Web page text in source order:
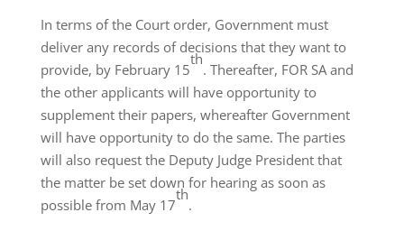
In terms of the Court order, Government must
deliver any records of decisions that they want to
provide, by February 15
th
. Thereafter, FOR SA and
the other applicants will have opportunity to
supplement their papers, whereafter Government
will have opportunity to do the same. The parties
will also request the Deputy Judge President that
the matter be set down for hearing as soon as
possible from May 17
th
.